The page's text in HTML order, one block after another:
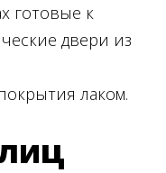
готовые к
двери из
лаком.